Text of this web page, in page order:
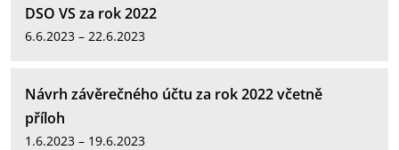
DSO VS za rok 2022
6.6.2023 – 22.6.2023
Návrh závěrečného účtu za rok 2022 včetně
příloh
1.6.2023 – 19.6.2023